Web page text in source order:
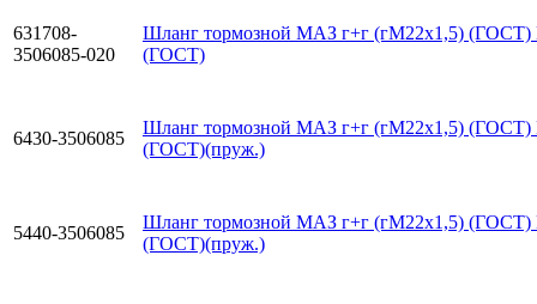
631708-
3506085-020
Шланг тормозной МАЗ г+г (гМ22х1,5) (ГОСТ)
(ГОСТ)
6430-3506085
Шланг тормозной МАЗ г+г (гМ22х1,5) (ГОСТ)
(ГОСТ)(пруж.)
5440-3506085
Шланг тормозной МАЗ г+г (гМ22х1,5) (ГОСТ)
(ГОСТ)(пруж.)